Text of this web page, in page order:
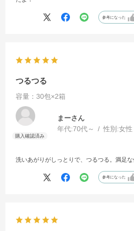
参考になった
つるつる
容量：30包×2箱
まーさん
年代:70代～ 性別:女性
洗いあがりがしっとりで、つるつる。満足な
参考になった